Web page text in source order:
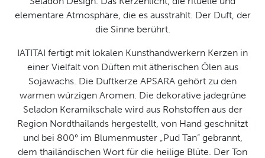
elementare Atmosphäre, die es ausstrahlt. Der Duft, der
die Sinne berührt.
IATITAI fertigt mit lokalen Kunsthandwerkern Kerzen in
einer Vielfalt von Düften mit ätherischen Ölen aus
Sojawachs. Die Duftkerze APSARA gehört zu den
warmen würzigen Aromen. Die dekorative jadegrüne
Seladon Keramikschale wird aus Rohstoffen aus der
Region Nordthailands hergestellt, von Hand geschnitzt
und bei 800° im Blumenmuster „Pud Tan“ gebrannt,
dem thailändischen Wort für die heilige Blüte. Der Ton